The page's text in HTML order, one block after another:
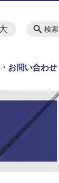
お問い合わせ
検索